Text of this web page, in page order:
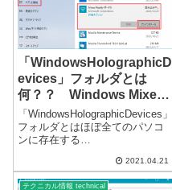
「WindowsHolographicD
evices」フォルダとは
何？？ Windows Mixed
Reality
「WindowsHolographicDevices」
フォルダとはほぼ全てのパソコ
ンに存在する
フォルダに関して、※一部、存
在しないパソコンもあるようで
2021.04.21
テクニカル情報 technical